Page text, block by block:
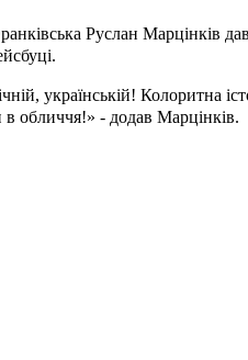
Руслан Марцінків
українській! Колоритна
обличчя!» - додав Марцінків.